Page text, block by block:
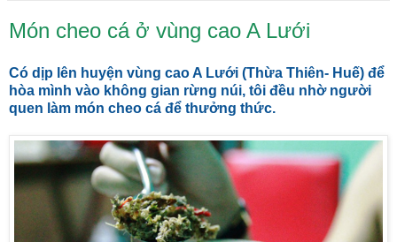
Món cheo cá ở vùng cao A Lưới
Có dịp lên huyện vùng cao A Lưới (Thừa Thiên- Huế) để
hòa mình vào không gian rừng núi, tôi đều nhờ người
quen làm món cheo cá để thưởng thức.